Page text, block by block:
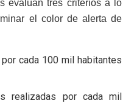
evalúan tres criterios a lo
el color de alerta de
cada 100 mil habitantes
realizadas por cada mil